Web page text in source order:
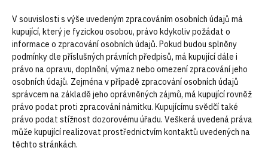
V souvislosti s výše uvedeným zpracováním osobních údajů má
kupující, který je fyzickou osobou, právo kdykoliv požádat o
informace o zpracování osobních údajů. Pokud budou splněny
podmínky dle příslušných právních předpisů, má kupující dále i
právo na opravu, doplnění, výmaz nebo omezení zpracování jeho
osobních údajů. Zejména v případě zpracování osobních údajů
správcem na základě jeho oprávněných zájmů, má kupující rovněž
právo podat proti zpracování námitku. Kupujícímu svědčí také
právo podat stížnost dozorovému úřadu. Veškerá uvedená práva
může kupující realizovat prostřednictvím kontaktů uvedených na
těchto stránkách.